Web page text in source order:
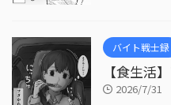
バイト戦士録
【食生活
2026/7/31